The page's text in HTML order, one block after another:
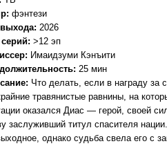
фэнтези
2026
>12 эп
Имаидзуми Кэнъити
25 мин
Что делать, если в награду за
травянистые равнины, на
оказался Диас — герой, своей
заслуживший титул спасителя
однако судьба свела его с